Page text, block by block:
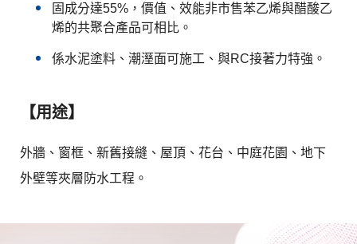
固成分達55%，價值、效能非市售苯乙烯與醋酸乙
烯的共聚合產品可相比。
係水泥塗料、潮溼面可施工、與RC接著力特強。
【用途】
外牆、窗框、新舊接縫、屋頂、花台、中庭花園、地下
外壁等夾層防水工程。